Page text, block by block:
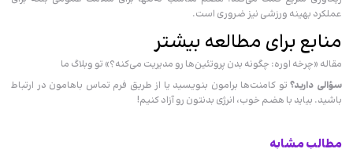
عملکرد بهینه ورزشی نیز ضروری است.
منابع برای مطالعه بیشتر
مقاله «چرخه اوره: چگونه بدن پروتئین‌ها رو مدیریت می‌کنه؟» تو وبلاگ ما
سؤالی دارید؟تو کامنت‌ها برامون بنویسید یا از طریق فرم تماس باهامون در ارتباط
باشید. بیاید با هضم خوب، انرژی بدنتون رو آزاد کنیم!
مطالب مشابه